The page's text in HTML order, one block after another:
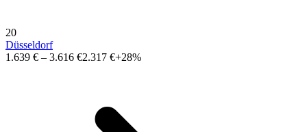
20
Düsseldorf
1.639 € – 3.616 €2.317 €+28%